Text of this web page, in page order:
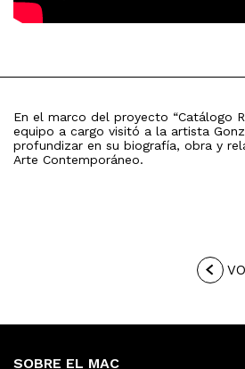
En el marco del proyecto “Catálogo
equipo a cargo visitó a la artista
profundizar en su biografía, obra y
Arte Contemporáneo.
SOBRE EL MAC